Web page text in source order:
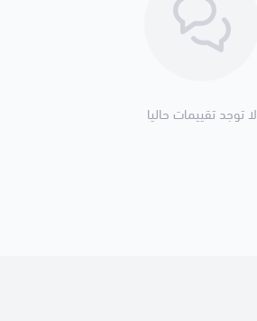
لا توجد تقييمات حاليا